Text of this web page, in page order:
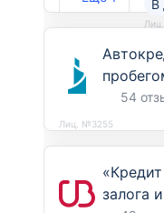
В
54
Лиц. №3255
залога